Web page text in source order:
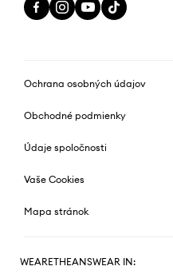
Ochrana osobných údajov
Obchodné podmienky
Údaje spoločnosti
Vaše Cookies
Mapa stránok
WEARETHEANSWEAR IN: